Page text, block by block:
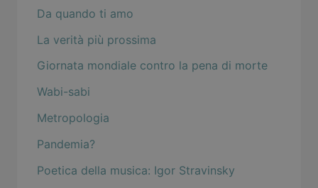
Da quando ti amo
La verità più prossima
Giornata mondiale contro la pena di morte
Wabi-sabi
Metropologia
Pandemia?
Poetica della musica: Igor Stravinsky